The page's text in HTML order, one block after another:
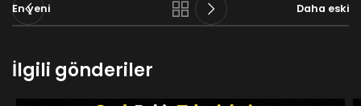
En yeni Daha eski
İlgili gönderiler